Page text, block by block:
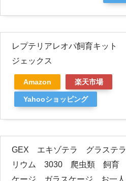
レプテリアレオパ飼育キット
ジェックス
Amazon 楽天市場
Yahooショッピング
GEX エキゾテラ グラステラ
リウム 3030 爬虫類 飼育
ケージ ガラスケージ お一人